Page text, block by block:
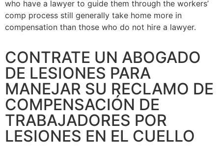
who have a lawyer to guide them through the workers’
comp process still generally take home more in
compensation than those who do not hire a lawyer.
CONTRATE UN ABOGADO
DE LESIONES PARA
MANEJAR SU RECLAMO DE
COMPENSACIÓN DE
TRABAJADORES POR
LESIONES EN EL CUELLO